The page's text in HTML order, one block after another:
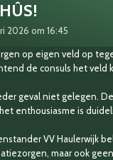
2026 om 16:45
op eigen veld op
de consuls het
geval niet gelegen.
enthousiasme is
VV Haulerwijk
maar ook